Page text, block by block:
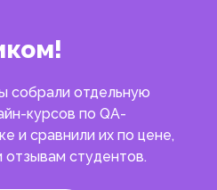
собрали отдельную
курсов по QA-
и сравнили их по цене,
студентов.